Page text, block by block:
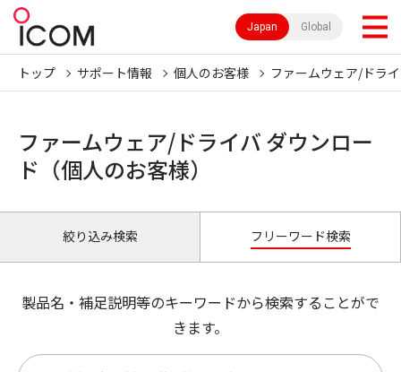
Japan Global
トップ サポート情報 個人のお客様 ファームウェア/ドラ
ファームウェア/ドライバ ダウンロー
ド（個人のお客様）
絞り込み検索 フリーワード検索
製品名・補足説明等のキーワードから検索することがで
きます。